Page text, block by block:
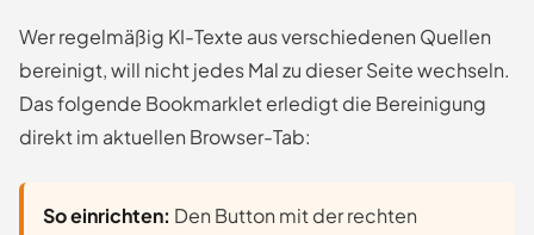
Wer regelmäßig KI-Texte aus verschiedenen Quellen
bereinigt, will nicht jedes Mal zu dieser Seite wechseln.
Das folgende Bookmarklet erledigt die Bereinigung
direkt im aktuellen Browser-Tab:
So einrichten: Den Button mit der rechten